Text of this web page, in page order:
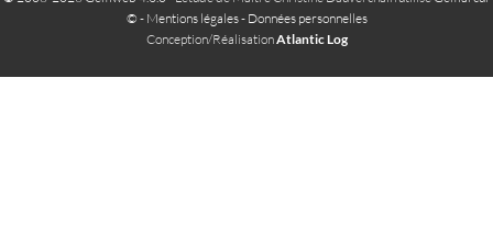
© - Mentions légales- Données personnelles
Conception/RéalisationAtlantic Log